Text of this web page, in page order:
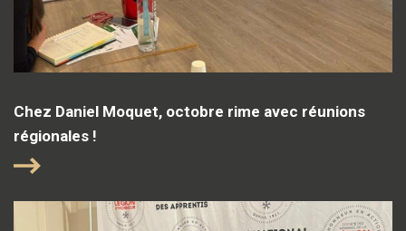
Chez Daniel Moquet, octobre rime avec réunions
régionales !